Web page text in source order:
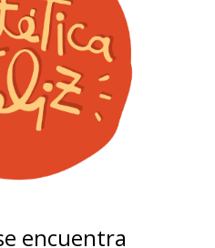
encuentra